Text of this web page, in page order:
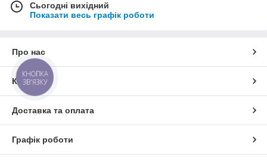
Сьогодні вихідний
Показати весь графік роботи
Про нас
Контакти
Доставка та оплата
Графік роботи
КНОПКА
ЗВ'ЯЗКУ